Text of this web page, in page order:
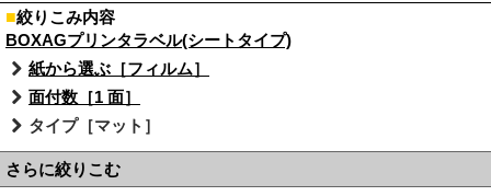
■絞りこみ内容
BOXAGプリンタラベル(シートタイプ)
紙から選ぶ［フィルム］
面付数［1 面］
タイプ［マット］
さらに絞りこむ